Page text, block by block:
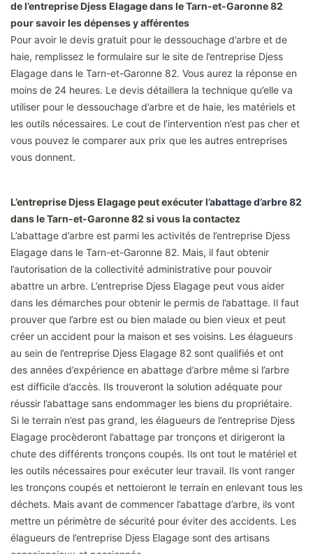
de l’entreprise Djess Elagage dans le Tarn-et-Garonne 82
pour savoir les dépenses y afférentes
Pour avoir le devis gratuit pour le dessouchage d’arbre et de
haie, remplissez le formulaire sur le site de l’entreprise Djess
Elagage dans le Tarn-et-Garonne 82. Vous aurez la réponse en
moins de 24 heures. Le devis détaillera la technique qu’elle va
utiliser pour le dessouchage d’arbre et de haie, les matériels et
les outils nécessaires. Le cout de l’intervention n’est pas cher et
vous pouvez le comparer aux prix que les autres entreprises
vous donnent.
L’entreprise Djess Elagage peut exécuter l’abattage d’arbre 82
dans le Tarn-et-Garonne 82 si vous la contactez
L’abattage d’arbre est parmi les activités de l’entreprise Djess
Elagage dans le Tarn-et-Garonne 82. Mais, il faut obtenir
l’autorisation de la collectivité administrative pour pouvoir
abattre un arbre. L’entreprise Djess Elagage peut vous aider
dans les démarches pour obtenir le permis de l’abattage. Il faut
prouver que l’arbre est ou bien malade ou bien vieux et peut
créer un accident pour la maison et ses voisins. Les élagueurs
au sein de l’entreprise Djess Elagage 82 sont qualifiés et ont
des années d’expérience en abattage d’arbre même si l’arbre
est difficile d’accès. Ils trouveront la solution adéquate pour
réussir l’abattage sans endommager les biens du propriétaire.
Si le terrain n’est pas grand, les élagueurs de l’entreprise Djess
Elagage procèderont l’abattage par tronçons et dirigeront la
chute des différents tronçons coupés. Ils ont tout le matériel et
les outils nécessaires pour exécuter leur travail. Ils vont ranger
les tronçons coupés et nettoieront le terrain en enlevant tous les
déchets. Mais avant de commencer l’abattage d’arbre, ils vont
mettre un périmètre de sécurité pour éviter des accidents. Les
élagueurs de l’entreprise Djess Elagage sont des artisans